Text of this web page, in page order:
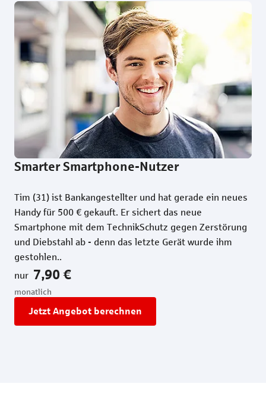
Smarter Smartphone-Nutzer
Tim (31) ist Bankangestellter und hat gerade ein neues
Handy für 500 € gekauft. Er sichert das neue
Smartphone mit dem TechnikSchutz gegen Zerstörung
und Diebstahl ab - denn das letzte Gerät wurde ihm
gestohlen..
nur 7,90 €
monatlich
Jetzt Angebot berechnen